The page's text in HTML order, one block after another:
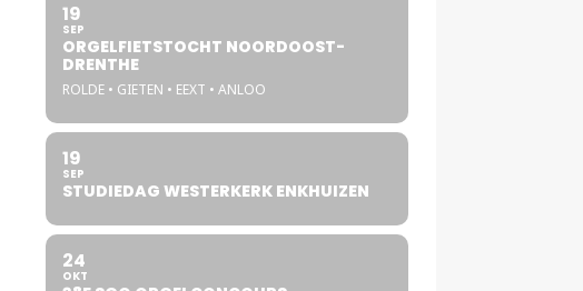
19
SEP
ORGELFIETSTOCHT NOORDOOST-
DRENTHE
ROLDE • GIETEN • EEXT • ANLOO
19
SEP
STUDIEDAG WESTERKERK ENKHUIZEN
24
OKT